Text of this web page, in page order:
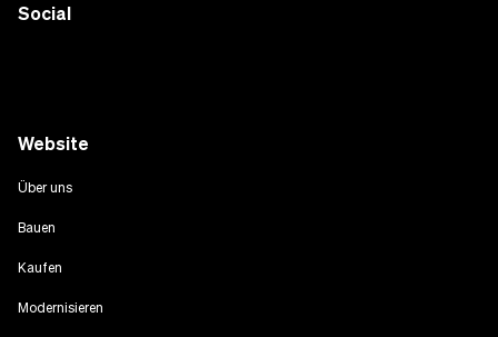
Website
Über uns
Bauen
Kaufen
Modernisieren
Social